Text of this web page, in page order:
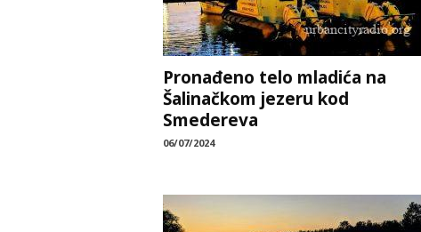
Pronađeno telo mladića na
Šalinačkom jezeru kod
Smedereva
06/07/2024